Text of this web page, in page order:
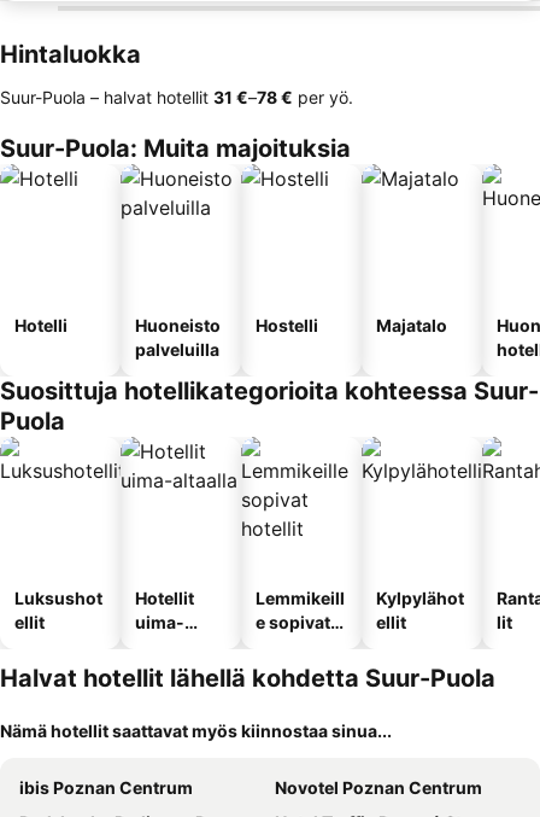
Hintaluokka
Suur-Puola – halvat hotellit ‎31 €–‎78 € per yö.
Suur-Puola: Muita majoituksia
Hotelli
Huoneisto
palveluilla
Hostelli Majatalo
Suosittuja hotellikategorioita kohteessa Suur-
Puola
Luksushot
ellit
Hotellit
uima-
Lemmikeill
e sopivat
Kylpylähot
ellit
lit
Halvat hotellit lähellä kohdetta Suur-Puola
Nämä hotellit saattavat myös kiinnostaa sinua...
ibis Poznan Centrum
Novotel Poznan Centrum